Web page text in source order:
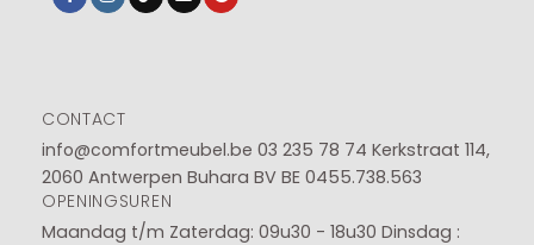
CONTACT
info@comfortmeubel.be 03 235 78 74 Kerkstraat 114,
2060 Antwerpen Buhara BV BE 0455.738.563
OPENINGSUREN
Maandag t/m Zaterdag: 09u30 - 18u30 Dinsdag :